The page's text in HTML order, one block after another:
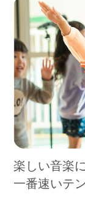
楽しい音楽
一番速いテ